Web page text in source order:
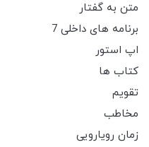
متن به گفتار
برنامه های داخلی 7
اپ استور
کتاب ها
تقویم
مخاطب
زمان رویارویی